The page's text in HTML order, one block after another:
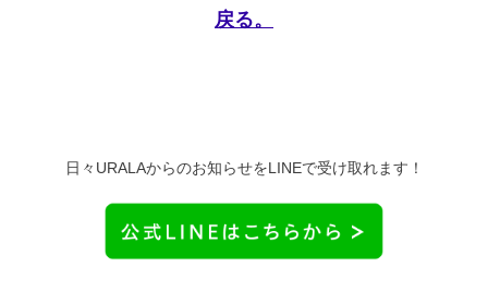
戻る。
日々URALAからのお知らせをLINEで受け取れます！